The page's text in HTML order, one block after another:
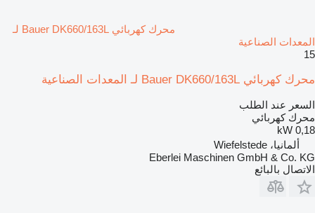
محرك كهربائي Bauer DK660/163L لـ
المعدات الصناعية
15
محرك كهربائي Bauer DK660/163L لـ المعدات الصناعية
السعر عند الطلب
محرك كهربائي
0,18 kW
ألمانيا، Wiefelstede
Eberlei Maschinen GmbH & Co. KG
الاتصال بالبائع